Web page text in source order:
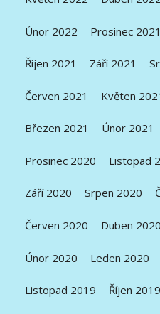
Únor 2022 Prosinec 2021
Říjen 2021 Září 2021
Červen 2021 Květen
Březen 2021 Únor 2021
Prosinec 2020 Listopad
Září 2020 Srpen 2020
Červen 2020 Duben 2020
Únor 2020 Leden 2020
Listopad 2019 Říjen 2019